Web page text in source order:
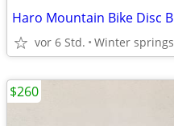
vor 6 Std. Winter springs
$260